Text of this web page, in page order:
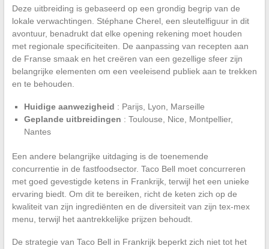
Deze uitbreiding is gebaseerd op een grondig begrip van de
lokale verwachtingen. Stéphane Cherel, een sleutelfiguur in dit
avontuur, benadrukt dat elke opening rekening moet houden
met regionale specificiteiten. De aanpassing van recepten aan
de Franse smaak en het creëren van een gezellige sfeer zijn
belangrijke elementen om een veeleisend publiek aan te trekken
en te behouden.
Huidige aanwezigheid : Parijs, Lyon, Marseille
Geplande uitbreidingen : Toulouse, Nice, Montpellier,
Nantes
Een andere belangrijke uitdaging is de toenemende
concurrentie in de fastfoodsector. Taco Bell moet concurreren
met goed gevestigde ketens in Frankrijk, terwijl het een unieke
ervaring biedt. Om dit te bereiken, richt de keten zich op de
kwaliteit van zijn ingrediënten en de diversiteit van zijn tex-mex
menu, terwijl het aantrekkelijke prijzen behoudt.
De strategie van Taco Bell in Frankrijk beperkt zich niet tot het